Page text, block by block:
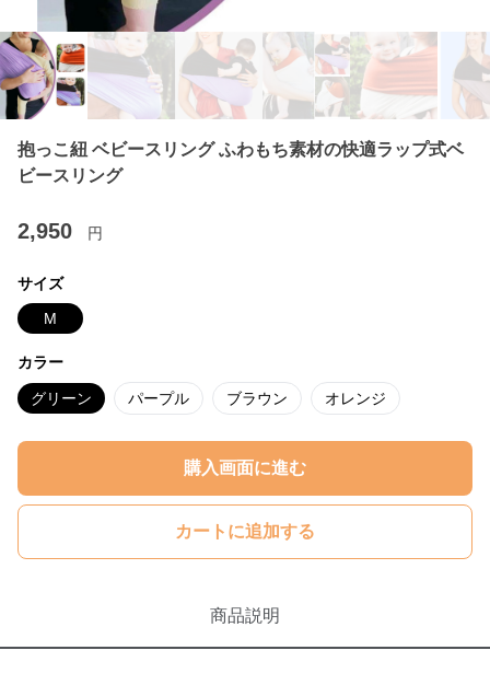
抱っこ紐 ベビースリング ふわもち素材の快適ラップ式ベ
ビースリング
2,950 円
サイズ
M
カラー
グリーン パープル ブラウン オレンジ
購入画面に進む
カートに追加する
商品説明